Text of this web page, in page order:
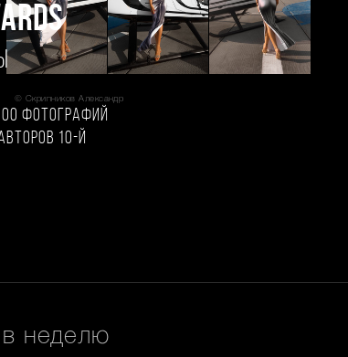
© Скрипников Александр
фотографий
10-й
неделю